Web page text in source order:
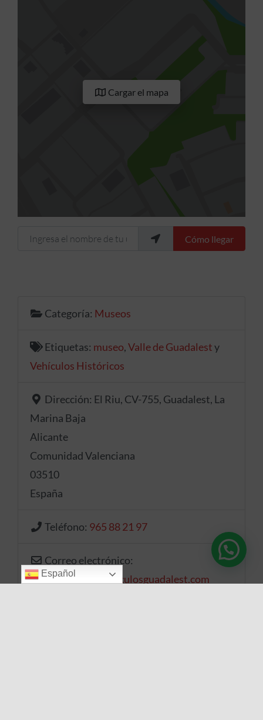
Cargar el mapa
Ingresa el nombre de tu ubicación Cómo llegar
Categoría: Museos
Etiquetas: museo,Valle de Guadalesty
Vehículos Históricos
Dirección: El Riu, CV-755, Guadalest, La
Marina Baja
Alicante
Comunidad Valenciana
03510
España
Teléfono: 965 88 21 97
Correo electrónico:
museo@museovehiculosguadalest.com
Español